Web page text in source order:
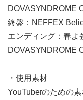
DOVASYNDROME
終盤：NEFFEX
エンディング：春よ
DOVASYNDROME
・使用素材
YouTuberのための